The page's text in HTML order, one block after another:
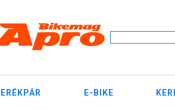
E-BIKE